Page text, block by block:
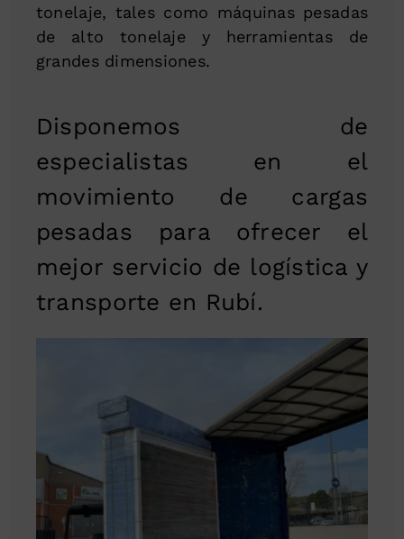
tonelaje, tales como máquinas pesadas
de alto tonelaje y herramientas de
grandes dimensiones.
Disponemos de
especialistas en el
movimiento de cargas
pesadas para ofrecer el
mejor servicio de logística y
transporte en Rubí.